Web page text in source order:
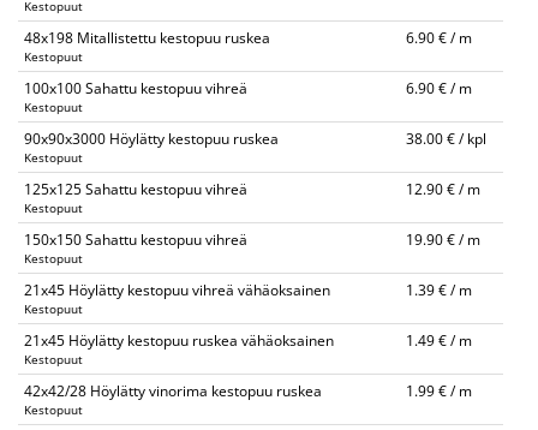
Kestopuut
48x198 Mitallistettu kestopuu ruskea
Kestopuut
6.90 € / m
100x100 Sahattu kestopuu vihreä
Kestopuut
6.90 € / m
90x90x3000 Höylätty kestopuu ruskea
Kestopuut
38.00 € / kpl
125x125 Sahattu kestopuu vihreä
Kestopuut
12.90 € / m
150x150 Sahattu kestopuu vihreä
Kestopuut
19.90 € / m
21x45 Höylätty kestopuu vihreä vähäoksainen
Kestopuut
1.39 € / m
21x45 Höylätty kestopuu ruskea vähäoksainen
Kestopuut
1.49 € / m
42x42/28 Höylätty vinorima kestopuu ruskea
Kestopuut
1.99 € / m